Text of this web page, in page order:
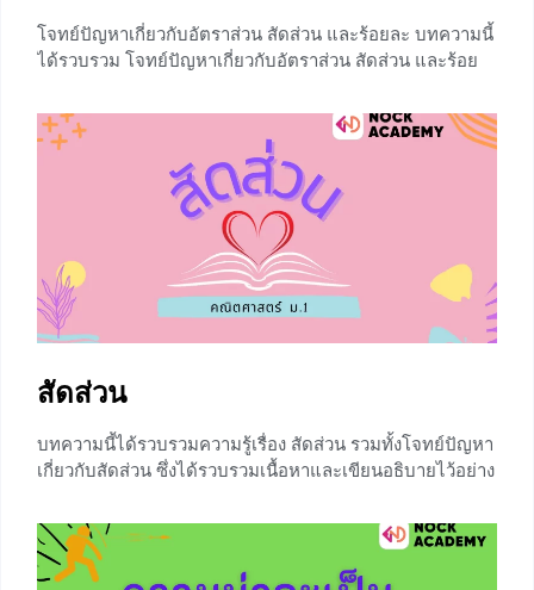
โจทย์ปัญหาเกี่ยวกับอัตราส่วน สัดส่วน และร้อยละ บทความนี้
ได้รวบรวม โจทย์ปัญหาเกี่ยวกับอัตราส่วน สัดส่วน และร้อย
กับโจทย์ให้ละเอียด และพิจารณาอย่างรอบคอบว่าโจทย์
กำหนดอะไรมาให้บ้างและโจทย์ต้องการให้หาอะไร จากนั้น
จะสามารถหาค่าของสิ่งที่โจทย์ต้องการได้โดยใช้ความรู้เรื่อง
การคูณไขว้ สัดส่วน และร้อยละ ก่อนจะเรียนรู้เรื่องนี้ น้องๆ
จำเป็นต้องมีความรู้ในเรื่อง สัดส่วน เพิ่มเติมได้ที่ ⇒⇒
สัดส่วน ⇐⇐ โจทย์ปัญหาเกี่ยวกับสัดส่วน ตัวอย่างที่ 1
อัตราส่วนของอายุของนิวต่ออายุของแนน เป็น 2
สัดส่วน
บทความนี้ได้รวบรวมความรู้เรื่อง สัดส่วน รวมทั้งโจทย์ปัญหา
เกี่ยวกับสัดส่วน ซึ่งได้รวบรวมเนื้อหาและเขียนอธิบายไว้อย่าง
กับน้องๆ สามารถเรียนรู้ได้ทุกที่ทุกเวลา แต่ก่อนจะเรียนรู้เรื่อง
สัดส่วนนั้น น้องๆจำเป็นต้องมีความรู้ในเรื่อง อัตราส่วนของจำ
นวนหลายๆจำนวน สามารถศึกษาเพิ่มเติมได้ที่ ⇒⇒